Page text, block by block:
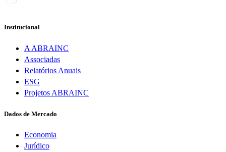
Institucional
A ABRAINC
Associadas
Relatórios Anuais
ESG
Projetos ABRAINC
Dados de Mercado
Economia
Jurídico